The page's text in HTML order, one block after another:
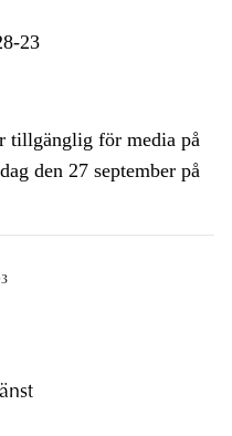
23
tillgänglig för media på
den 27 september på